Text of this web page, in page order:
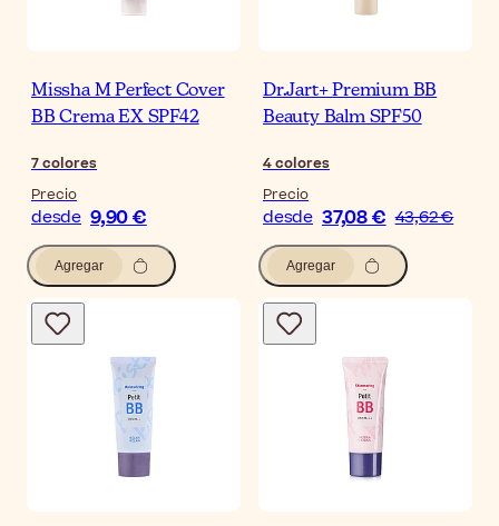
Missha M Perfect Cover
BB Crema EX SPF42
7colores
Precio
desde 9,90 €
Agregar
Dr.Jart+ Premium BB
Beauty Balm SPF50
4colores
Precio
desde 37,08 € 43,62 €
Agregar